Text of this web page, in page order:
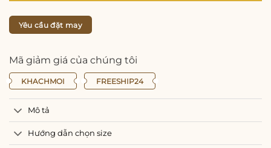
Yêu cầu đặt may
Mã giảm giá của chúng tôi
KHACHMOI FREESHIP24
Mô tả
Hướng dẫn chọn size